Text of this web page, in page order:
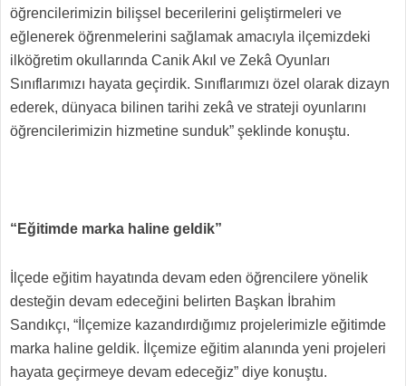
öğrencilerimizin bilişsel becerilerini geliştirmeleri ve
eğlenerek öğrenmelerini sağlamak amacıyla ilçemizdeki
ilköğretim okullarında Canik Akıl ve Zekâ Oyunları
Sınıflarımızı hayata geçirdik. Sınıflarımızı özel olarak dizayn
ederek, dünyaca bilinen tarihi zekâ ve strateji oyunlarını
öğrencilerimizin hizmetine sunduk” şeklinde konuştu.
“Eğitimde marka haline geldik”
İlçede eğitim hayatında devam eden öğrencilere yönelik
desteğin devam edeceğini belirten Başkan İbrahim
Sandıkçı, “İlçemize kazandırdığımız projelerimizle eğitimde
marka haline geldik. İlçemize eğitim alanında yeni projeleri
hayata geçirmeye devam edeceğiz” diye konuştu.